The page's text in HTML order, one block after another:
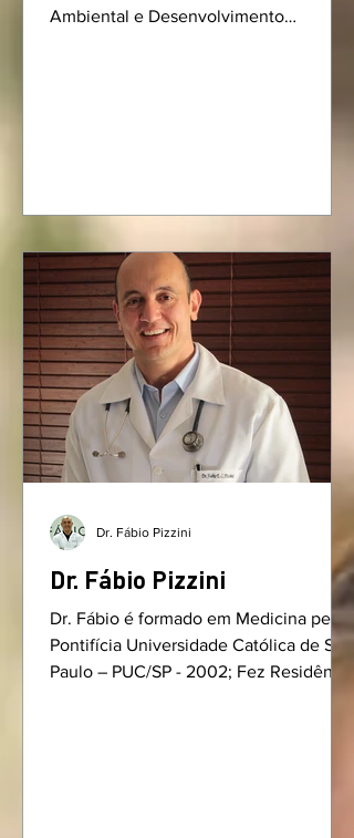
Ambiental e Desenvolvimento
Dr. Fábio Pizzini
Dr. Fábio é formado em Medicina pela
Pontifícia Universidade Católica de São
Paulo – PUC/SP - 2002; Fez Residência
Dr. Fábio Pizzini